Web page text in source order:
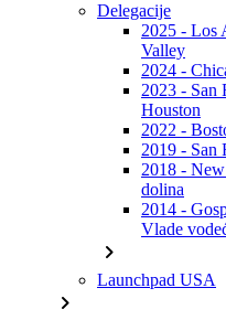
Delegacije
2025 - Los
Valley
2024 -
2023 - San
Houston
2022 -
2019 - San
2018 -
dolina
2014 -
Vlade
chevron_right
Launchpad USA
chevron_right